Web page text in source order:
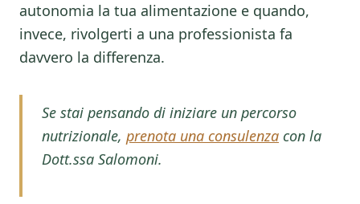
autonomia la tua alimentazione e quando,
invece, rivolgerti a una professionista fa
davvero la differenza.
Se stai pensando di iniziare un percorso
nutrizionale, prenota una consulenza con la
Dott.ssa Salomoni.